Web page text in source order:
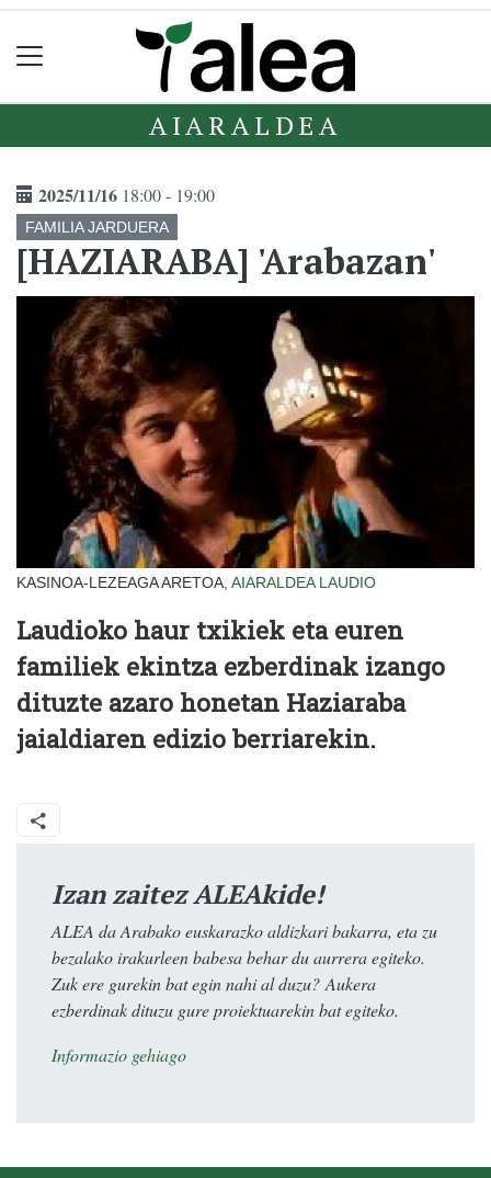
AIARALDEA
2025/11/16 18:00 - 19:00
FAMILIA JARDUERA
[HAZIARABA] 'Arabazan'
KASINOA-LEZEAGA ARETOA, AIARALDEA LAUDIO
Laudioko haur txikiek eta euren
familiek ekintza ezberdinak izango
dituzte azaro honetan Haziaraba
jaialdiaren edizio berriarekin.
Izan zaitez ALEAkide!
ALEA da Arabako euskarazko aldizkari bakarra, eta zu
bezalako irakurleen babesa behar du aurrera egiteko.
Zuk ere gurekin bat egin nahi al duzu? Aukera
ezberdinak dituzu gure proiektuarekin bat egiteko.
Informazio gehiago